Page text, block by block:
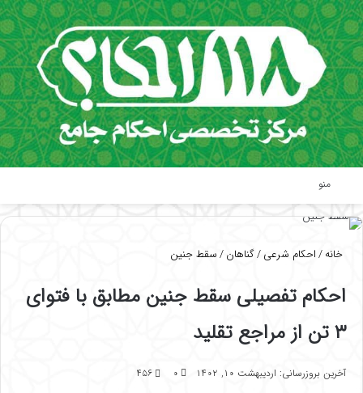
منو
خانه/احکام شرعی/گناهان/سقط جنین
احکام تفصیلی سقط جنین مطابق با فتوای
۳ تن از مراجع تقلید
آخرین بروزرسانی: اردیبهشت ۱۰, ۱۴۰۲ ۰ ۴۵۶